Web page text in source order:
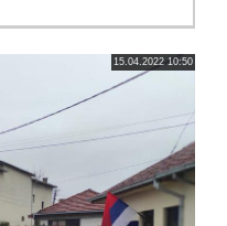
15.04.2022 10:50